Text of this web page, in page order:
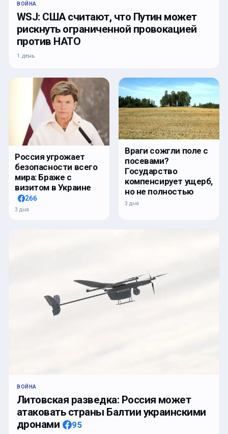
ВОЙНА
WSJ: США считают, что Путин может
рискнуть ограниченной провокацией
против НАТО
1 день
Россия угрожает
безопасности всего
мира: Браже с
визитом в Украине
266
3 дня
Враги сожгли поле с
посевами?
Государство
компенсирует ущерб,
но не полностью
3 дня
ВОЙНА
Литовская разведка: Россия может
атаковать страны Балтии украинскими
дронами
95